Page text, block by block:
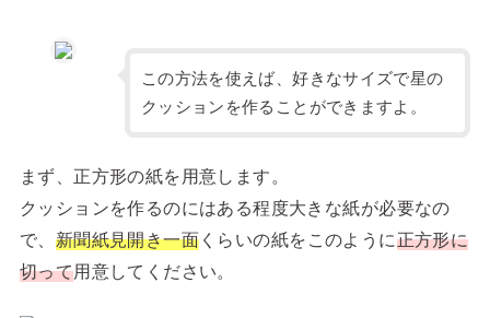
この方法を使えば、好きなサイズで星の
クッションを作ることができますよ。
まず、正方形の紙を用意します。
クッションを作るのにはある程度大きな紙が必要なの
で、 新聞紙見開き一面 くらいの紙をこのように正方形に
切って用意してください。